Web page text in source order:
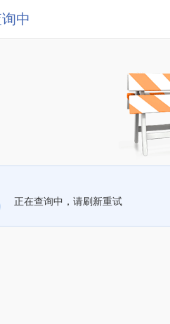
中
正在查询中，请刷新重试